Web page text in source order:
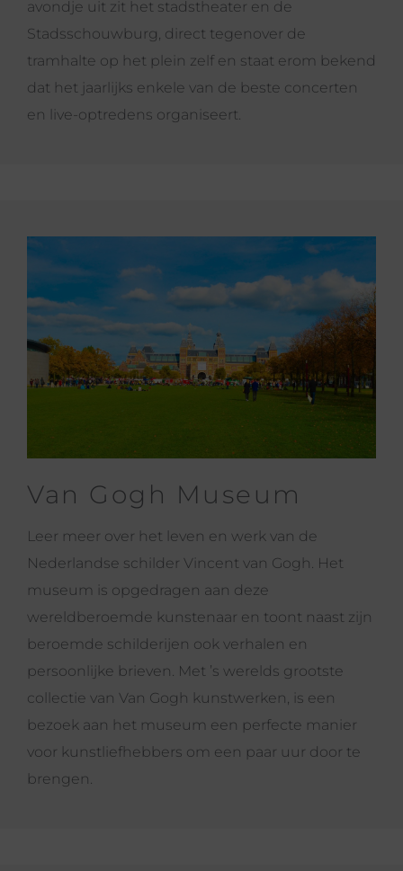
avondje uit zit het stadstheater en de
Stadsschouwburg, direct tegenover de
tramhalte op het plein zelf en staat erom bekend
dat het jaarlijks enkele van de beste concerten
en live-optredens organiseert.
Van Gogh Museum
Leer meer over het leven en werk van de
Nederlandse schilder Vincent van Gogh. Het
museum is opgedragen aan deze
wereldberoemde kunstenaar en toont naast zijn
beroemde schilderijen ook verhalen en
persoonlijke brieven. Met ’s werelds grootste
collectie van Van Gogh kunstwerken, is een
bezoek aan het museum een perfecte manier
voor kunstliefhebbers om een paar uur door te
brengen.